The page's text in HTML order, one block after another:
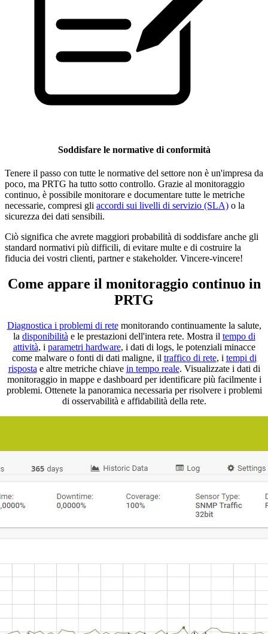
Soddisfare le normative di conformità
Tenere il passo con tutte le normative del settore non è un'impresa da
poco, ma PRTG ha tutto sotto controllo. Grazie al monitoraggio
continuo, è possibile monitorare e documentare tutte le metriche
necessarie, compresi gli accordi sui livelli di servizio (SLA) o la
sicurezza dei dati sensibili.
Ciò significa che avrete maggiori probabilità di soddisfare anche gli
standard normativi più difficili, di evitare multe e di costruire la
fiducia dei vostri clienti, partner e stakeholder. Vincere-vincere!
Come appare il monitoraggio continuo in
PRTG
Diagnostica i problemi di retemonitorando continuamente la salute,
la disponibilità e le prestazioni dell'intera rete. Mostra il tempo di
attività, i parametri hardware, i dati di logs, le potenziali minacce
come malware o fonti di dati maligne, il traffico di rete, i tempi di
risposta e altre metriche chiave in tempo reale. Visualizzate i dati di
monitoraggio in mappe e dashboard per identificare più facilmente i
problemi. Ottenete la panoramica necessaria per risolvere i problemi
di osservabilità e affidabilità della rete.